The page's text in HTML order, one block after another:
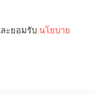
ะยอมรับ นโยบาย